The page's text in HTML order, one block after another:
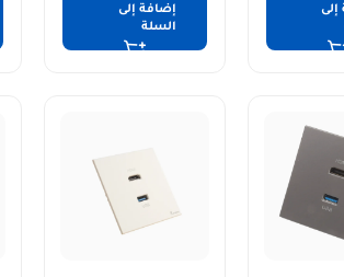
إلى
إضافة إلى
السلة